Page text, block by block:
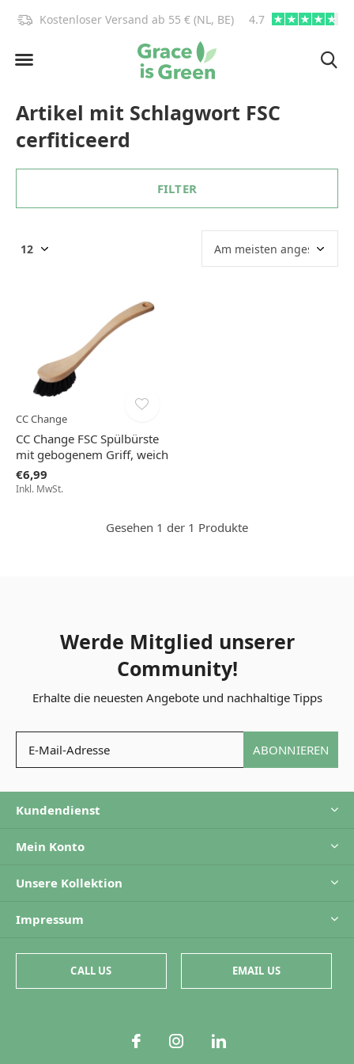
Kostenloser Versand ab 55 € (NL, BE) 4.7
Artikel mit Schlagwort FSC
cerfiticeerd
FILTER
CC Change
CC Change FSC Spülbürste
mit gebogenem Griff, weich
€6,99
Inkl. MwSt.
Gesehen 1 der 1 Produkte
Werde Mitglied unserer
Community!
Erhalte die neuesten Angebote und nachhaltige Tipps
ABONNIEREN
Kundendienst
Mein Konto
Unsere Kollektion
Impressum
CALL US EMAIL US